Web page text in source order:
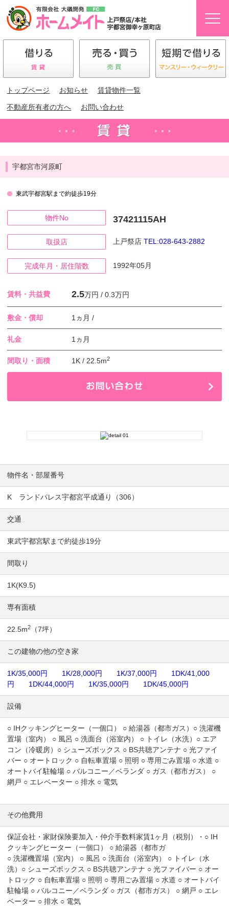
トップページ お知らせ 賃貸物件一覧
不動産所有者の方へ お問い合わせ
宇都宮市河原町
東武宇都宮駅まで約徒歩19分
物件No 37421115AH
取扱店 上戸祭店 TEL:028-643-2882
完成年月・居住階数 1992年05月
賃料・共益費 2.5万円 / 0.3万円
敷金・償却 1ヵ月 /
礼金 1ヵ月
間取り・面積 1K / 22.5m2
物件名・部屋番号
K ランドパレス宇都宮平成通り（306）
交通
東武宇都宮駅まで約徒歩19分
間取り
1K(K9.5)
専有面積
22.5m2 （7坪）
この建物の他の空き家
1K/35,000円 1K/28,000円 1K/37,000円
1DK/41,000
円
1DK/44,000円 1K/35,000円 1DK/45,000円
設備
○ IHクッキングヒーター（一個口） ○ 給湯器（都市ガス）○ 洗濯機
置場（室内） ○ 風呂 ○ 洗面台（浴室内） ○ トイレ（水洗）○ エア
コン（冷暖房）○ シューズボックス ○ BS共聴アンテナ ○ 光ファイ
バー ○ オートロック ○ 自転車置場 ○ 照明 ○ 専用ごみ置場 ○ 水道 ○
オートバイ駐輪場 ○ バルコニー／ベランダ ○ ガス（都市ガス） ○
網戸 ○ エレベーター ○ 排水 ○ 電気
その他費用
保証会社・家財保険要加入・仲介手数料家賃1ヶ月（税別）・○ IH
クッキングヒーター（一個口） ○ 給湯器（都市ガ
○ 洗濯機置場（室内） ○ 風呂 ○ 洗面台（浴室内） ○ トイレ（水
洗）○ シューズボックス ○ BS共聴アンテナ ○ 光ファイバー ○ オー
トロック ○ 自転車置場 ○ 照明 ○ 専用ごみ置場 ○ 水道 ○ オートバイ
駐輪場 ○ バルコニー／ベランダ ○ ガス（都市ガス） ○ 網戸 ○ エレ
ベーター ○ 排水 ○ 電気